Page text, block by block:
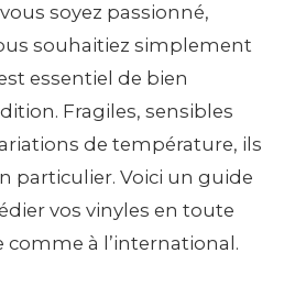
soyez passionné,
souhaitiez simplement
essentiel de bien
Fragiles, sensibles
de température, ils
particulier. Voici un guide
vos vinyles en toute
comme à l’international.